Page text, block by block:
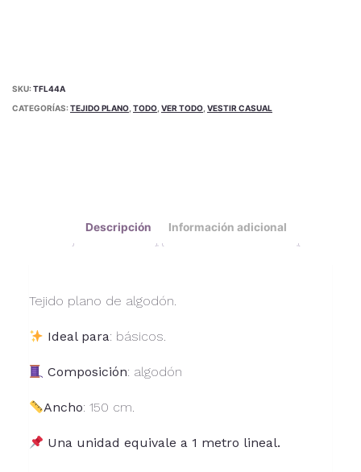
SKU:TFL44A
CATEGORÍAS:TEJIDO PLANO, TODO, VER TODO, VESTIR CASUAL
Descripción Información adicional
Tejido plano de algodón.
Ideal para: básicos.
Composición: algodón
Ancho: 150 cm.
Una unidad equivale a 1 metro lineal.